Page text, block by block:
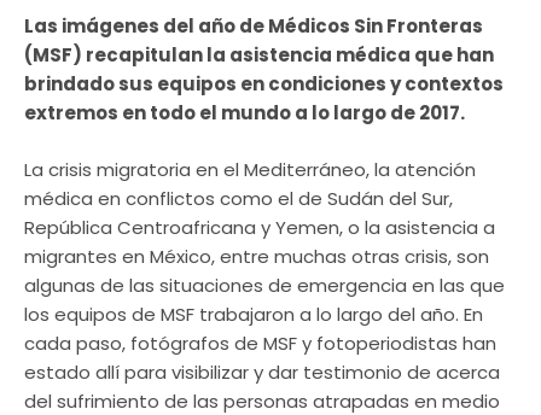
Las imágenes del año de Médicos Sin Fronteras
(MSF) recapitulan la asistencia médica que han
brindado sus equipos en condiciones y contextos
extremos en todo el mundo a lo largo de 2017.
La crisis migratoria en el Mediterráneo, la atención
médica en conflictos como el de Sudán del Sur,
República Centroafricana y Yemen, o la asistencia a
migrantes en México, entre muchas otras crisis, son
algunas de las situaciones de emergencia en las que
los equipos de MSF trabajaron a lo largo del año. En
cada paso, fotógrafos de MSF y fotoperiodistas han
estado allí para visibilizar y dar testimonio de acerca
del sufrimiento de las personas atrapadas en medio